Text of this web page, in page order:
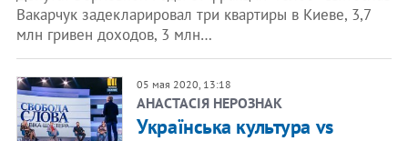
Вакарчук задекларировал три квартиры в Киеве, 3,7
млн гривен доходов, 3 млн…
05 мая 2020, 13:18
АНАСТАСІЯ НЕРОЗНАК
Українська культура vs